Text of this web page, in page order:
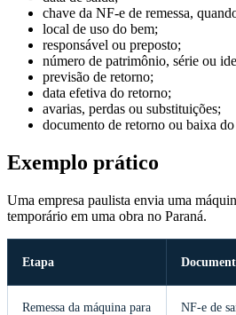
chave da NF-e de remessa,
local de uso do bem;
responsável ou preposto;
número de patrimônio, série ou
previsão de retorno;
data efetiva do retorno;
avarias, perdas ou substituições;
documento de retorno ou baixa
Exemplo prático
Uma empresa paulista envia uma
temporário em uma obra no Paraná.
Etapa
Remessa da máquina para
NF-e de